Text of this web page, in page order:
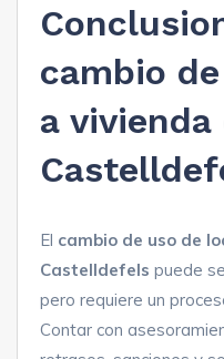
cambio
a vivienda
El cambio de uso de
Castelldefels puede
pero requiere un
Contar con